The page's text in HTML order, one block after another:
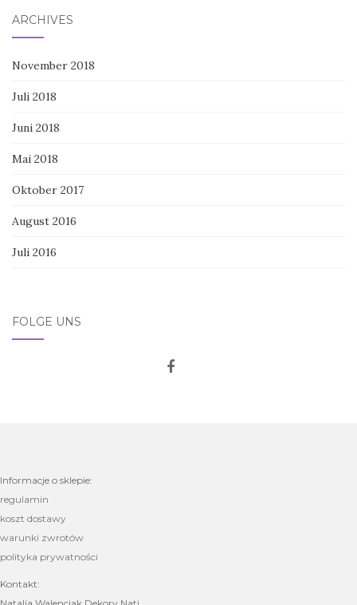
ARCHIVES
November 2018
Juli 2018
Juni 2018
Mai 2018
Oktober 2017
August 2016
Juli 2016
FOLGE UNS
Informacje o sklepie:
regulamin
koszt dostawy
warunki zwrotów
polityka prywatności
Kontakt: